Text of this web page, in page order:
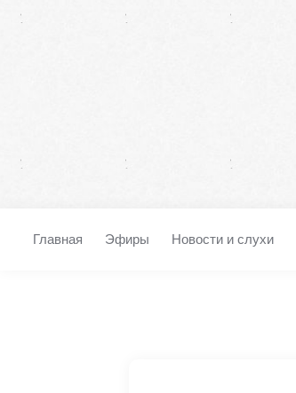
Главная Эфиры Новости и слухи